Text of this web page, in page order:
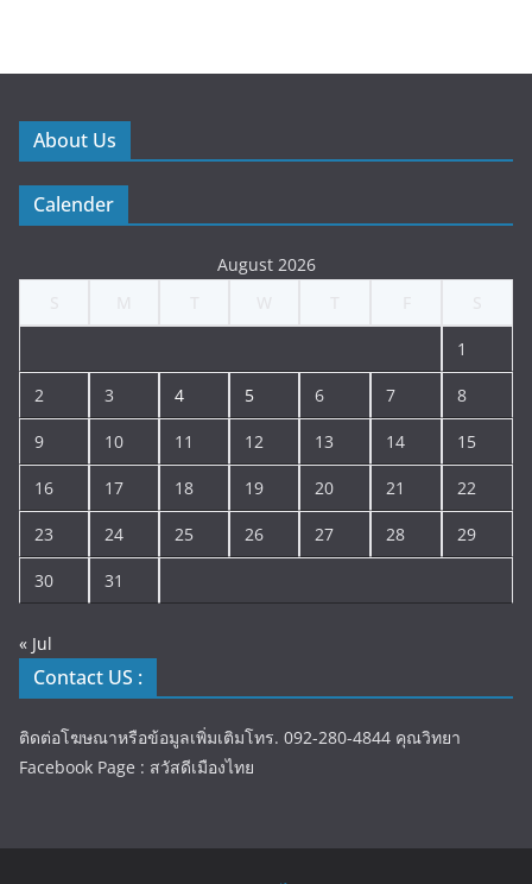
About Us
Calender
August 2026
1
2 3 4 5 6 7 8
9 10 11 12 13 14 15
16 17 18 19 20 21 22
23 24 25 26 27 28 29
30 31
« Jul
Contact US :
ติดต่อโฆษณาหรือข้อมูลเพิ่มเติมโทร. 092-280-4844 คุณวิทยา
Facebook Page : สวัสดีเมืองไทย